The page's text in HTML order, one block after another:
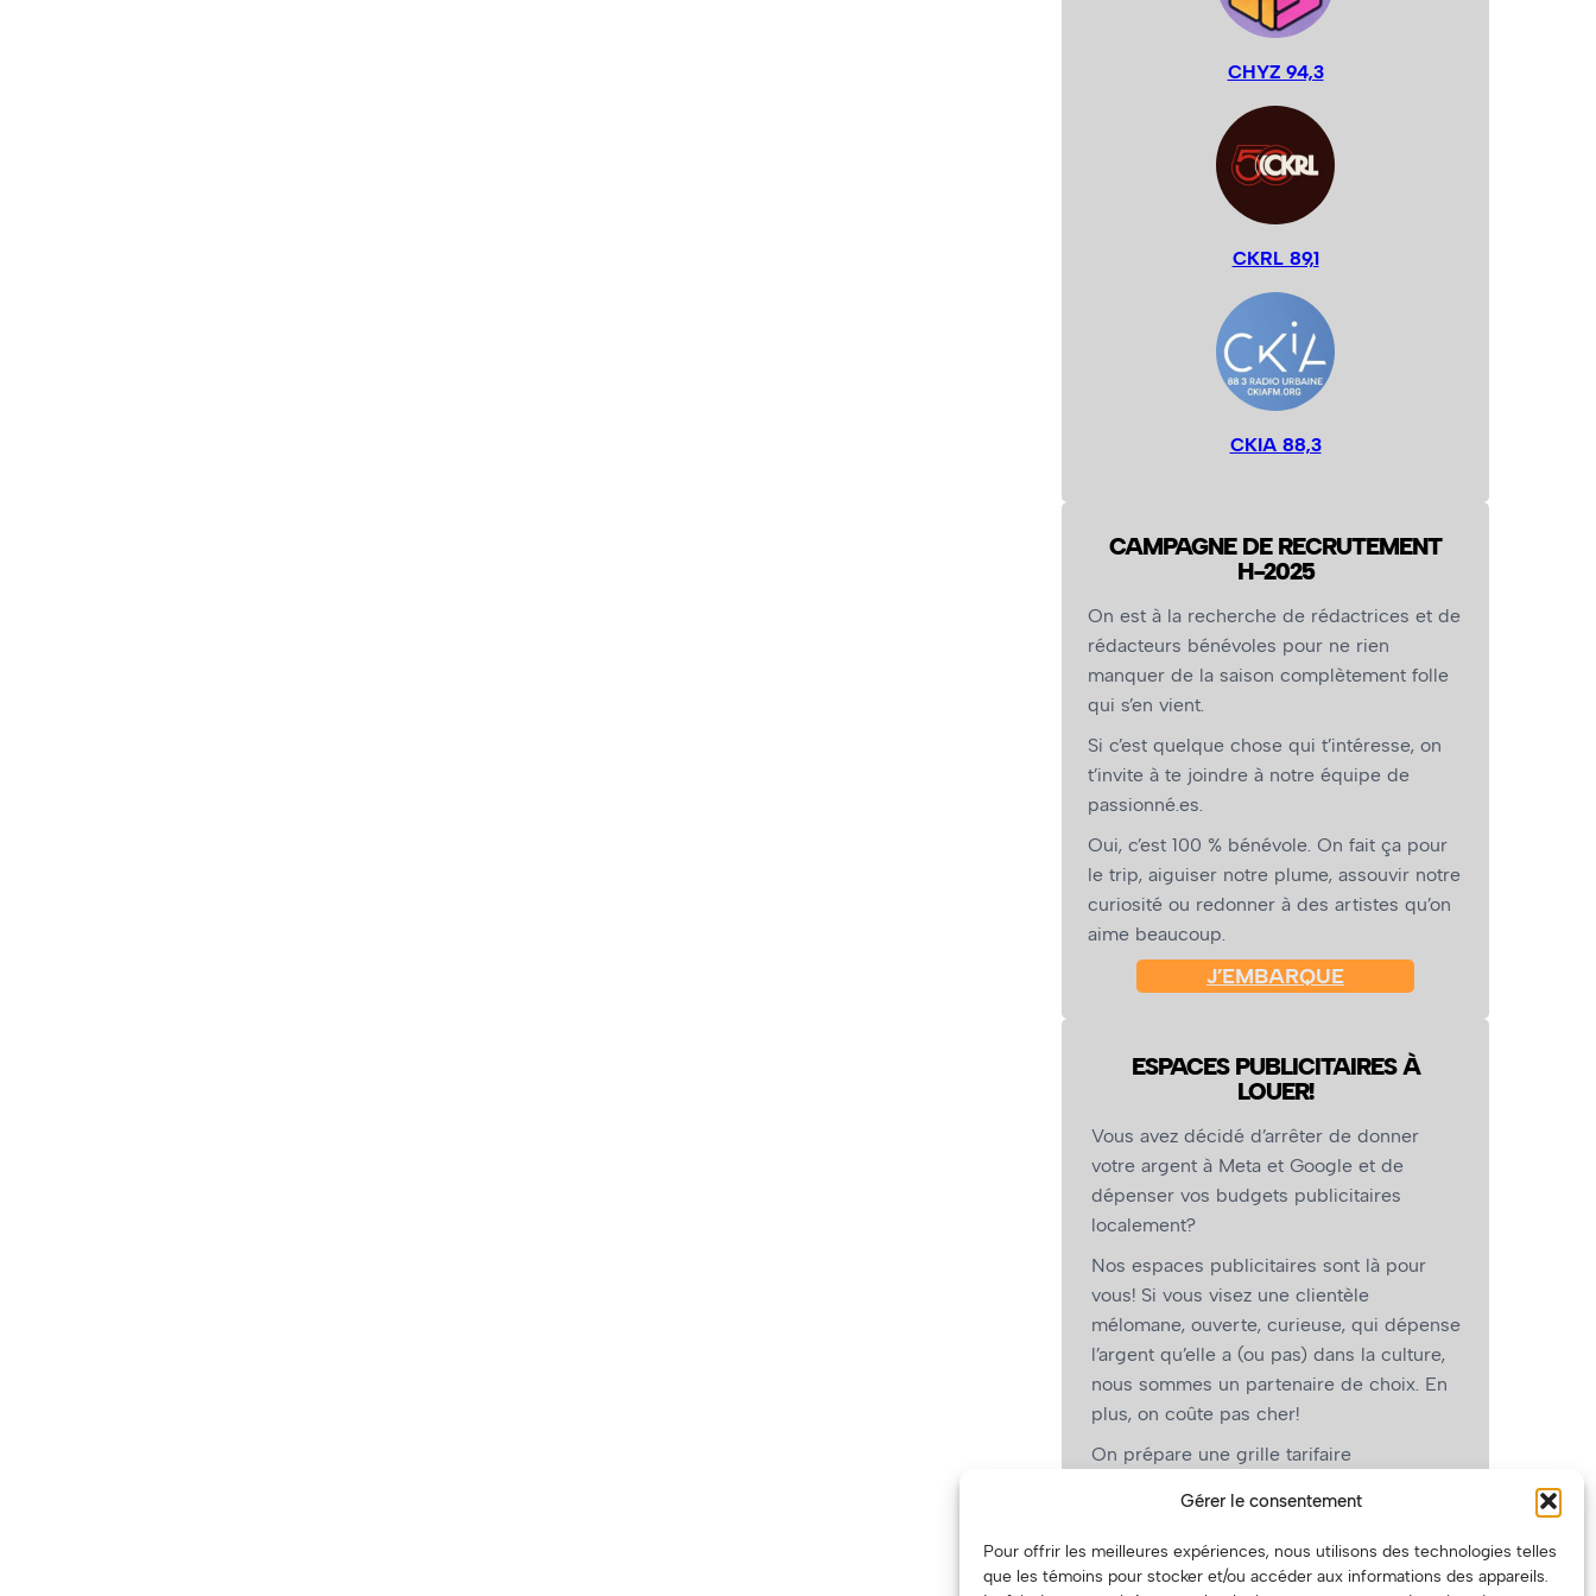
Gérer le consentement
Pour offrir les meilleures expériences, nous utilisons des technologies telles
que les témoins pour stocker et/ou accéder aux informations des appareils.
CHYZ 94,3
CKRL 89,1
CKIA 88,3
CAMPAGNE DE RECRUTEMENT
H-2025
On est à la recherche de rédactrices et de
rédacteurs bénévoles pour ne rien
manquer de la saison complètement folle
qui s’en vient.
Si c’est quelque chose qui t’intéresse, on
t’invite à te joindre à notre équipe de
passionné.es.
Oui, c’est 100 % bénévole. On fait ça pour
le trip, aiguiser notre plume, assouvir notre
curiosité ou redonner à des artistes qu’on
aime beaucoup.
J’EMBARQUE
ESPACES PUBLICITAIRES À
LOUER!
Vous avez décidé d’arrêter de donner
votre argent à Meta et Google et de
dépenser vos budgets publicitaires
localement?
Nos espaces publicitaires sont là pour
vous! Si vous visez une clientèle
mélomane, ouverte, curieuse, qui dépense
l’argent qu’elle a (ou pas) dans la culture,
nous sommes un partenaire de choix. En
plus, on coûte pas cher!
On prépare une grille tarifaire
vous, les artistes!)